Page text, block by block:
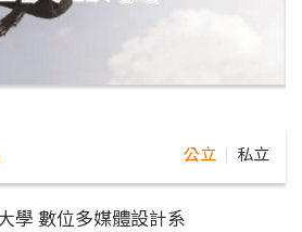
公立 私立
學 數位多媒體設計系